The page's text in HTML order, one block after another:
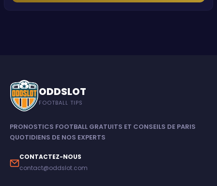
ODDSLOT
FOOTBALL TIPS
PRONOSTICS FOOTBALL GRATUITS ET CONSEILS DE PARIS
QUOTIDIENS DE NOS EXPERTS
CONTACTEZ-NOUS
contact@oddslot.com